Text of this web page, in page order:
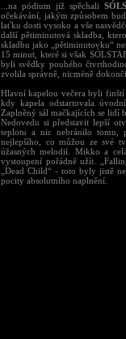
...na pódium již spěchali
očekávání, jakým způsobem
laťku dosti vysoko a vše
další pětiminutová skladba,
skladbu jako „pětiminutovku“
15 minut, které si však
byli svědky pouhého
zvolila správně, nicméně
Hlavní kapelou večera byli finští
kdy kapela odstartovala
Zaplněný sál mačkajících se lidí
Nedovedu si představit lepší
teplotu a nic nebránilo tomu,
nejlepšího, co můžou ze své
úžasných melodií. Mikko a
vystoupení pořádně užít.
„Dead Child“ - toto byly jistě
pocity absolutního naplnění.